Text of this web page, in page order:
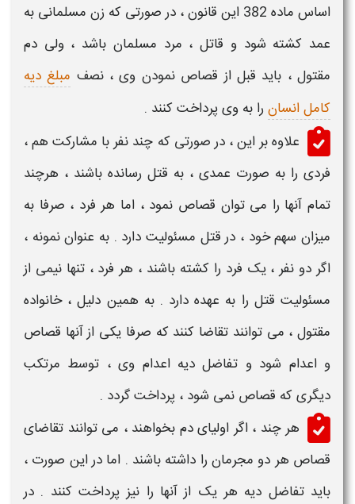
اساس ماده 382 این قانون ، در صورتی که زن مسلمانی به
عمد کشته شود و قاتل ، مرد مسلمان باشد ، ولی دم
مقتول، باید قبل از قصاصنمودن وی ، نصف مبلغ دیه
کامل انسان را به وی پرداخت کنند .
علاوه بر این ، در صورتی که چند نفر با مشارکت هم ،
فردی را به صورت عمدی ، به قتل رسانده باشند ، هرچند
تمام آنها را می توان قصاص نمود ، اما هر فرد ، صرفا به
میزان سهم خود ، در قتل مسئولیت دارد . به عنوان نمونه ،
اگر دو نفر ، یک فرد را کشته باشند ، هر فرد ، تنها نیمی از
مسئولیت قتل را به عهده دارد . به همین دلیل ، خانواده
مقتول ، می توانند تقاضا کنند که صرفا یکی از آنها قصاص
و اعدام شود و تفاضل دیه اعدام وی ، توسط مرتکب
دیگری که قصاص نمی شود ، پرداخت گردد .
هر چند ، اگر اولیای دم بخواهند ، می توانند تقاضای
قصاص هر دو مجرمان را داشته باشند . اما در این صورت ،
باید تفاضل دیه هر یک از آنها را نیز پرداخت کنند . در